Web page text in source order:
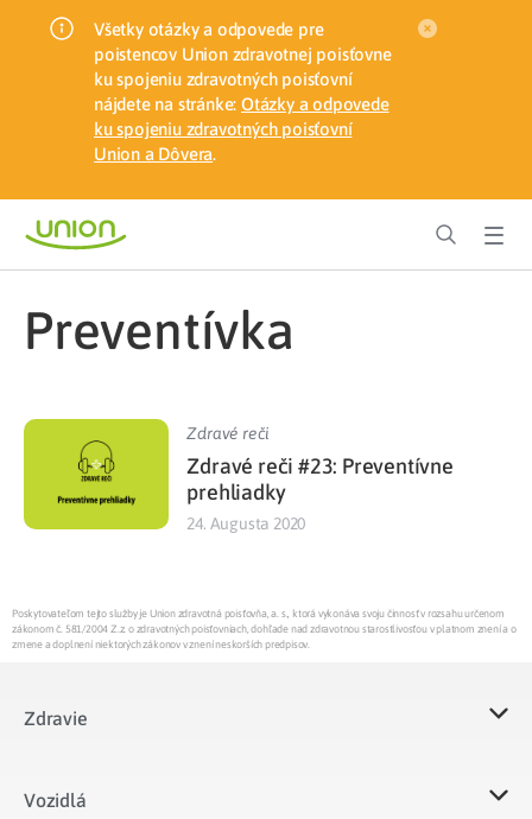
Všetky otázky a odpovede pre
poistencov Union zdravotnej poisťovne
ku spojeniu zdravotných poisťovní
nájdete na stránke: Otázky a odpovede
ku spojeniu zdravotných poisťovní
Union a Dôvera.
preventívka
Zdravé reči
Zdravé reči #23: Preventívne
prehliadky
24. Augusta 2020
Poskytovateľom tejto služby je Union zdravotná poisťovňa, a. s., ktorá vykonáva svoju činnosť v rozsahu určenom
zákonom č. 581/2004 Z.z. o zdravotných poisťovniach, dohľade nad zdravotnou starostlivosťou v platnom znení a o
zmene a doplnení niektorých zákonov v znení neskorších predpisov.
Zdravie
Vozidlá​